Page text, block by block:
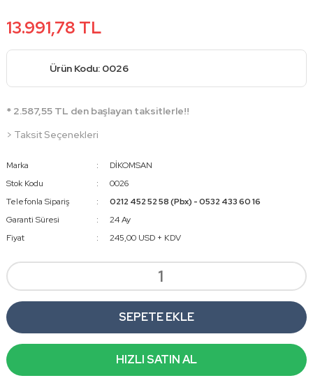
13.991,78 TL
Ürün Kodu: 0026
* 2.587,55 TL den başlayan taksitlerle!!
> Taksit Seçenekleri
Marka
DİKOMSAN
Stok Kodu
0026
Telefonla Sipariş
0212 452 52 58 (Pbx) - 0532 433 60 16
Garanti Süresi
24 Ay
Fiyat
245,00 USD + KDV
SEPETE EKLE
HIZLI SATIN AL